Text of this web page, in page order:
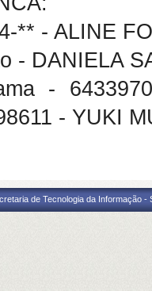
** - ALINE
- DANIELA
-
- YUKI
de Tecnologia da Informação